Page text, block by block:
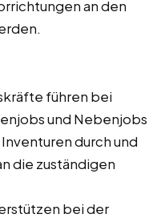
an den
führen bei
und Nebenjobs
durch und
die zuständigen
bei der